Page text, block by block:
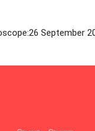
September